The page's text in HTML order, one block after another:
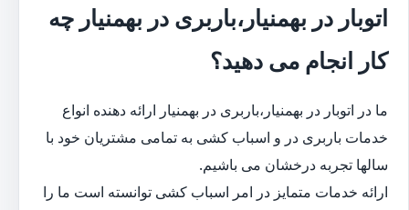
اتوبار در بهمنیار،باربری در بهمنیار چه
کار انجام می دهید؟
ما در اتوبار در بهمنیار،باربری در بهمنیار ارائه دهنده انواع
خدمات باربری در و اسباب کشی به تمامی مشتریان خود با
سالها تجربه درخشان می باشیم.
ارائه خدمات متمایز در امر اسباب کشی توانسته است ما را